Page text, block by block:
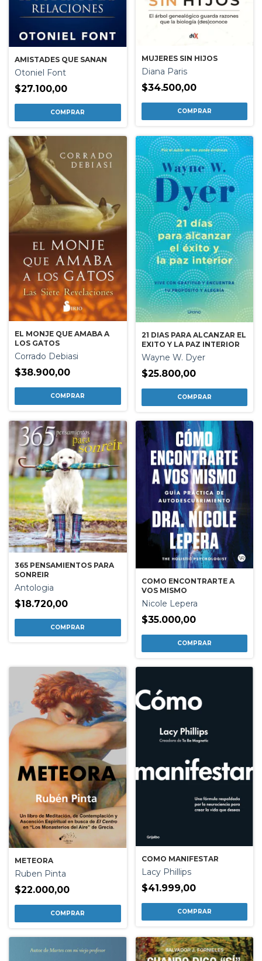
AMISTADES QUE SANAN
Otoniel Font
$27.100,00
MUJERES SIN HIJOS
Diana Paris
$34.500,00
EL MONJE QUE AMABA A
LOS GATOS
Corrado Debiasi
$38.900,00
21 DIAS PARA ALCANZAR EL
EXITO Y LA PAZ INTERIOR
Wayne W. Dyer
$25.800,00
365 PENSAMIENTOS PARA
SONREIR
Antologia
$18.720,00
COMO ENCONTRARTE A
VOS MISMO
Nicole Lepera
$35.000,00
METEORA
Ruben Pinta
$22.000,00
COMO MANIFESTAR
Lacy Phillips
$41.999,00